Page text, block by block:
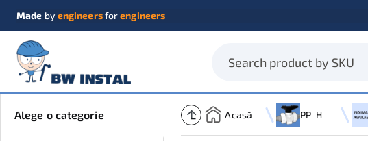
Made by engineersforengineers
Alege o categorie Acasă PP-H